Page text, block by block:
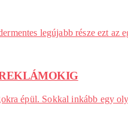
legújabb része ezt
épül. Sokkal inkább egy